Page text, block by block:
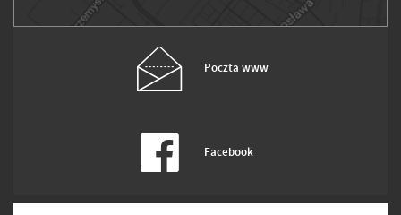
Poczta www
Facebook